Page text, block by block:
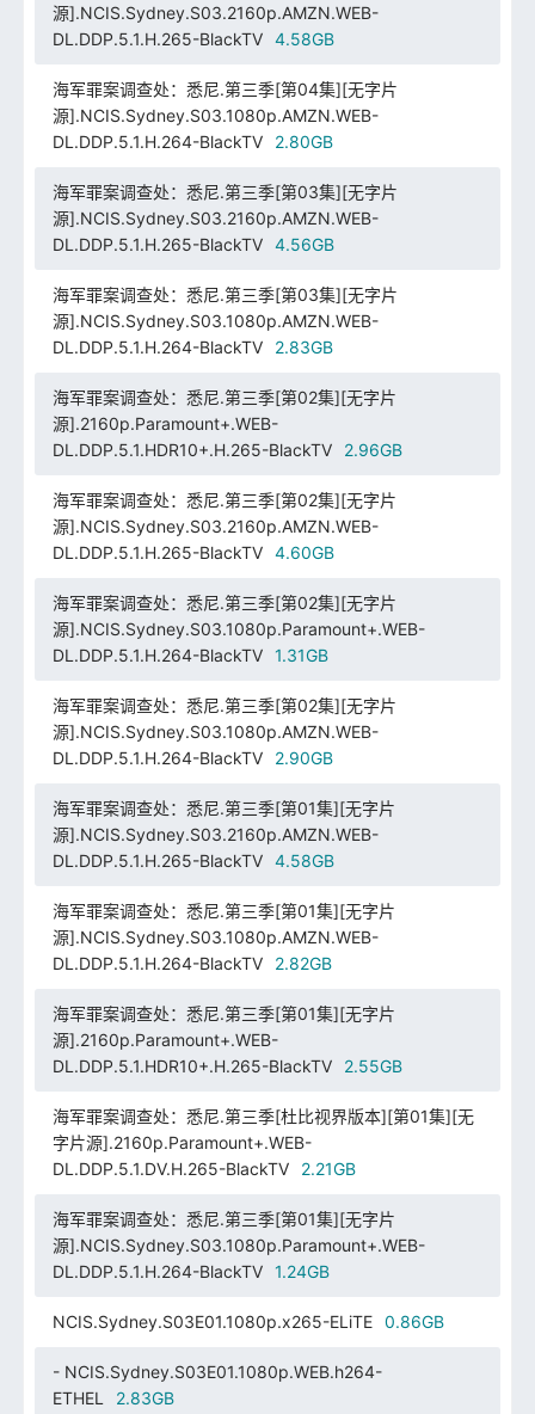
源].NCIS.Sydney.S03.2160p.AMZN.WEB-
DL.DDP.5.1.H.265-BlackTV
4.58GB
海军罪案调查处：悉尼.第三季[第04集][无字片
源].NCIS.Sydney.S03.1080p.AMZN.WEB-
DL.DDP.5.1.H.264-BlackTV
2.80GB
海军罪案调查处：悉尼.第三季[第03集][无字片
源].NCIS.Sydney.S03.2160p.AMZN.WEB-
DL.DDP.5.1.H.265-BlackTV
4.56GB
海军罪案调查处：悉尼.第三季[第03集][无字片
源].NCIS.Sydney.S03.1080p.AMZN.WEB-
DL.DDP.5.1.H.264-BlackTV
2.83GB
海军罪案调查处：悉尼.第三季[第02集][无字片
源].2160p.Paramount+.WEB-
DL.DDP.5.1.HDR10+.H.265-BlackTV
2.96GB
海军罪案调查处：悉尼.第三季[第02集][无字片
源].NCIS.Sydney.S03.2160p.AMZN.WEB-
DL.DDP.5.1.H.265-BlackTV
4.60GB
海军罪案调查处：悉尼.第三季[第02集][无字片
源].NCIS.Sydney.S03.1080p.Paramount+.WEB-
DL.DDP.5.1.H.264-BlackTV
1.31GB
海军罪案调查处：悉尼.第三季[第02集][无字片
源].NCIS.Sydney.S03.1080p.AMZN.WEB-
DL.DDP.5.1.H.264-BlackTV
2.90GB
海军罪案调查处：悉尼.第三季[第01集][无字片
源].NCIS.Sydney.S03.2160p.AMZN.WEB-
DL.DDP.5.1.H.265-BlackTV
4.58GB
海军罪案调查处：悉尼.第三季[第01集][无字片
源].NCIS.Sydney.S03.1080p.AMZN.WEB-
DL.DDP.5.1.H.264-BlackTV
2.82GB
海军罪案调查处：悉尼.第三季[第01集][无字片
源].2160p.Paramount+.WEB-
DL.DDP.5.1.HDR10+.H.265-BlackTV
2.55GB
海军罪案调查处：悉尼.第三季[杜比视界版本][第01集][无
字片源].2160p.Paramount+.WEB-
DL.DDP.5.1.DV.H.265-BlackTV
2.21GB
海军罪案调查处：悉尼.第三季[第01集][无字片
源].NCIS.Sydney.S03.1080p.Paramount+.WEB-
DL.DDP.5.1.H.264-BlackTV
1.24GB
NCIS.Sydney.S03E01.1080p.x265-ELiTE 0.86GB
- NCIS.Sydney.S03E01.1080p.WEB.h264-
ETHEL
2.83GB